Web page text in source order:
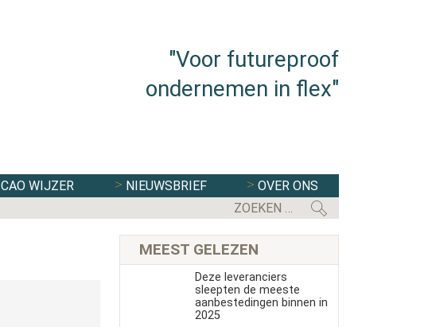
"Voor futureproof
ondernemen in flex"
CAO WIJZER NIEUWSBRIEF
OVER ONS
MEEST GELEZEN
Deze leveranciers
sleepten de meeste
aanbestedingen binnen in
2025